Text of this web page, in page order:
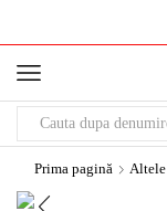
Prima pagină Altele